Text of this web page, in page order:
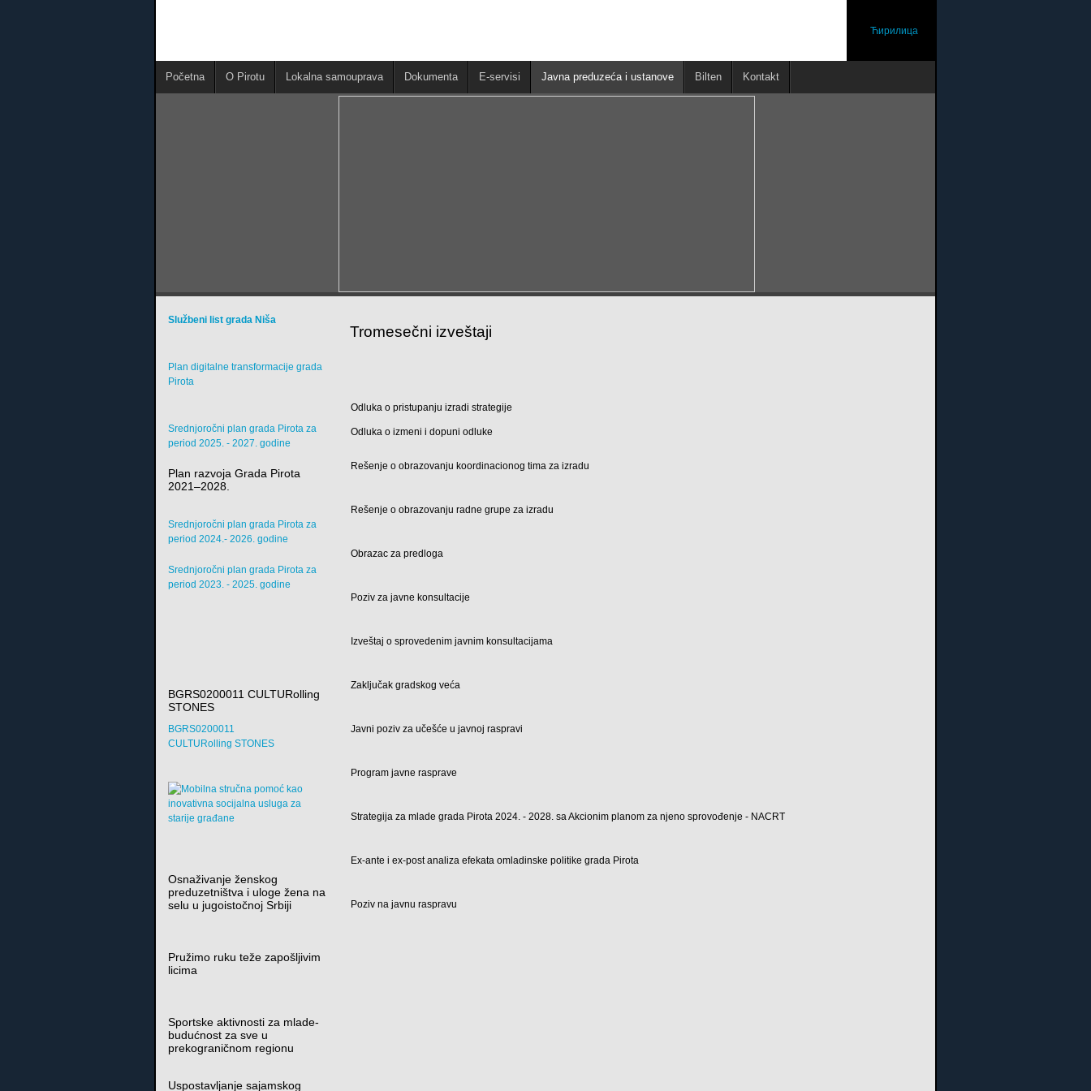
Ћирилица
Početna O Pirotu Lokalna samouprava Dokumenta E-servisi Javna preduzeća i ustanove Bilten Kontakt
Tromesečni izveštaji
Odluka o pristupanju izradi strategije
Odluka o izmeni i dopuni odluke
Rešenje o obrazovanju koordinacionog tima za izradu
Rešenje o obrazovanju radne grupe za izradu
Obrazac za predloga
Poziv za javne konsultacije
Izveštaj o sprovedenim javnim konsultacijama
Zaključak gradskog veća
Javni poziv za učešće u javnoj raspravi
Program javne rasprave
Strategija za mlade grada Pirota 2024. - 2028. sa Akcionim planom za njeno sprovođenje - NACRT
Ex-ante i ex-post analiza efekata omladinske politike grada Pirota
Poziv na javnu raspravu
Službeni list grada Niša
Plan digitalne transformacije grada
Pirota
Srednjoročni plan grada Pirota za
period 2025. - 2027. godine
Plan razvoja Grada Pirota
2021–2028.
Srednjoročni plan grada Pirota za
period 2024.- 2026. godine
Srednjoročni plan grada Pirota za
period 2023. - 2025. godine
BGRS0200011 CULTURolling
STONES
BGRS0200011
CULTURolling STONES
Osnaživanje ženskog
preduzetništva i uloge žena na
selu u jugoistočnoj Srbiji
Pružimo ruku teže zapošljivim
licima
Sportske aktivnosti za mlade-
budućnost za sve u
prekograničnom regionu
Uspostavljanje sajamskog